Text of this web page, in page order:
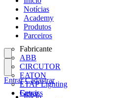
Notícias
Academy
Produtos
Parceiros
Fabricante
ABB
CIRCUTOR
EATON
ETAP Lighting
Gewiss
Entrar
Entrar Cadastrar